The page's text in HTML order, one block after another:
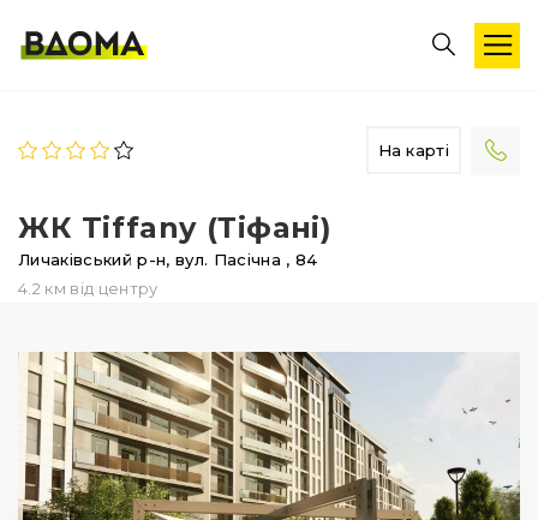
На карті
ЖК Tiffany (Тіфані)
Личаківський р-н, вул. Пасічна , 84
4.2 км від центру